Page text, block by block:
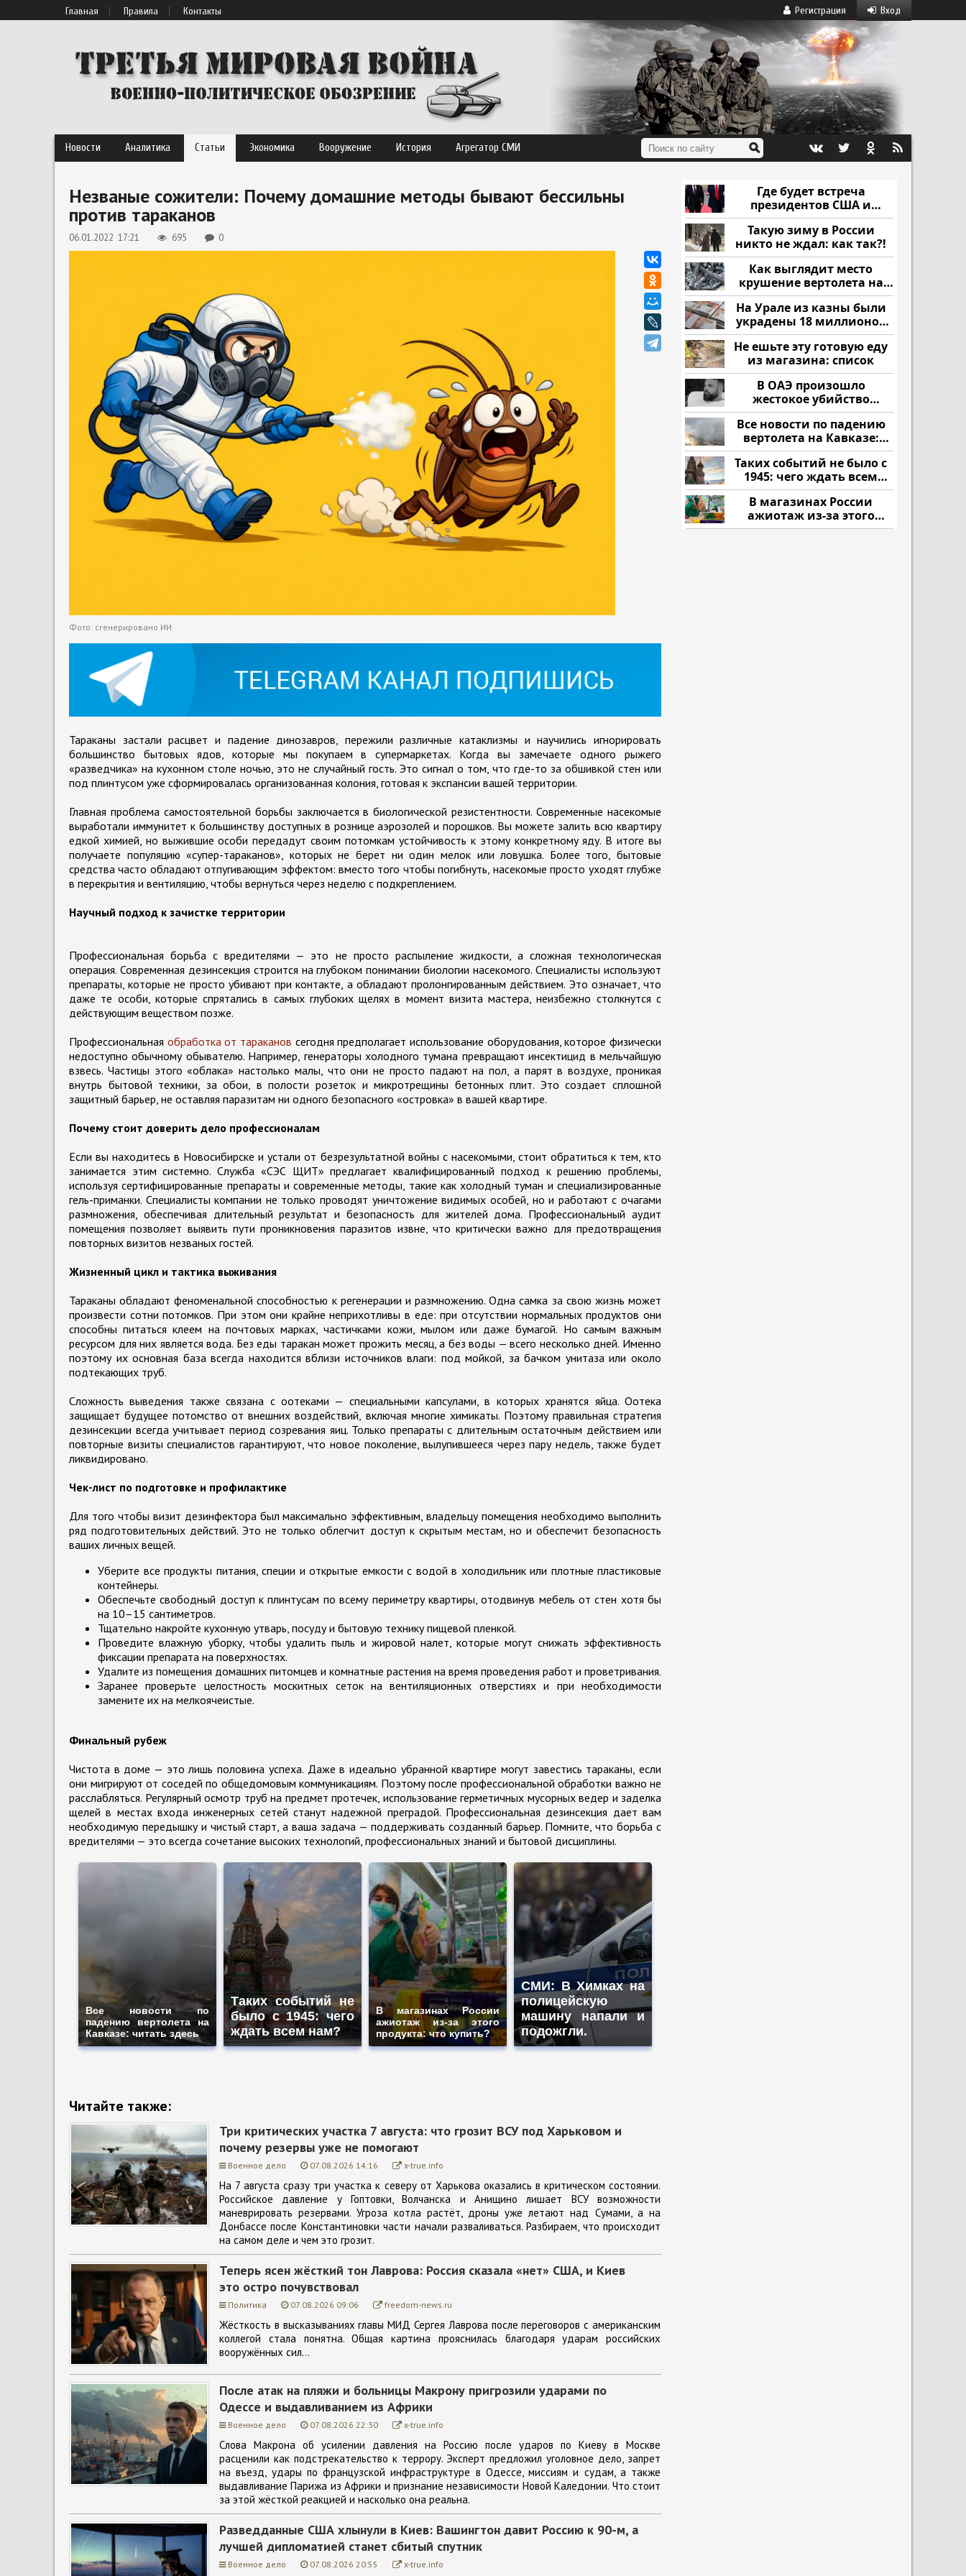
Главная Правила Контакты Вход
Регистрация
Новости Аналитика Статьи Экономика Вооружение История Агрегатор СМИ
Незваные сожители: Почему домашние методы бывают бессильны
против тараканов
06.01.2022 17:21 695 0
Фото: сгенерировано ИИ
Тараканы застали расцвет и падение динозавров, пережили различные катаклизмы и научились игнорировать
большинство бытовых ядов, которые мы покупаем в супермаркетах. Когда вы замечаете одного рыжего
«разведчика» на кухонном столе ночью, это не случайный гость. Это сигнал о том, что где-то за обшивкой стен или
под плинтусом уже сформировалась организованная колония, готовая к экспансии вашей территории.
Главная проблема самостоятельной борьбы заключается в биологической резистентности. Современные насекомые
выработали иммунитет к большинству доступных в рознице аэрозолей и порошков. Вы можете залить всю квартиру
едкой химией, но выжившие особи передадут своим потомкам устойчивость к этому конкретному яду. В итоге вы
получаете популяцию «супер-тараканов», которых не берет ни один мелок или ловушка. Более того, бытовые
средства часто обладают отпугивающим эффектом: вместо того чтобы погибнуть, насекомые просто уходят глубже
в перекрытия и вентиляцию, чтобы вернуться через неделю с подкреплением.
Научный подход к зачистке территории
Профессиональная борьба с вредителями — это не просто распыление жидкости, а сложная технологическая
операция. Современная дезинсекция строится на глубоком понимании биологии насекомого. Специалисты используют
препараты, которые не просто убивают при контакте, а обладают пролонгированным действием. Это означает, что
даже те особи, которые спрятались в самых глубоких щелях в момент визита мастера, неизбежно столкнутся с
действующим веществом позже.
Профессиональная обработка от тараканов сегодня предполагает использование оборудования, которое физически
недоступно обычному обывателю. Например, генераторы холодного тумана превращают инсектицид в мельчайшую
взвесь. Частицы этого «облака» настолько малы, что они не просто падают на пол, а парят в воздухе, проникая
внутрь бытовой техники, за обои, в полости розеток и микротрещины бетонных плит. Это создает сплошной
защитный барьер, не оставляя паразитам ни одного безопасного «островка» в вашей квартире.
Почему стоит доверить дело профессионалам
Если вы находитесь в Новосибирске и устали от безрезультатной войны с насекомыми, стоит обратиться к тем, кто
занимается этим системно. Служба «СЭС ЩИТ» предлагает квалифицированный подход к решению проблемы,
используя сертифицированные препараты и современные методы, такие как холодный туман и специализированные
гель-приманки. Специалисты компании не только проводят уничтожение видимых особей, но и работают с очагами
размножения, обеспечивая длительный результат и безопасность для жителей дома. Профессиональный аудит
помещения позволяет выявить пути проникновения паразитов извне, что критически важно для предотвращения
повторных визитов незваных гостей.
Жизненный цикл и тактика выживания
Тараканы обладают феноменальной способностью к регенерации и размножению. Одна самка за свою жизнь может
произвести сотни потомков. При этом они крайне неприхотливы в еде: при отсутствии нормальных продуктов они
способны питаться клеем на почтовых марках, частичками кожи, мылом или даже бумагой. Но самым важным
ресурсом для них является вода. Без еды таракан может прожить месяц, а без воды — всего несколько дней. Именно
поэтому их основная база всегда находится вблизи источников влаги: под мойкой, за бачком унитаза или около
подтекающих труб.
Сложность выведения также связана с оотеками — специальными капсулами, в которых хранятся яйца. Оотека
защищает будущее потомство от внешних воздействий, включая многие химикаты. Поэтому правильная стратегия
дезинсекции всегда учитывает период созревания яиц. Только препараты с длительным остаточным действием или
повторные визиты специалистов гарантируют, что новое поколение, вылупившееся через пару недель, также будет
ликвидировано.
Чек-лист по подготовке и профилактике
Для того чтобы визит дезинфектора был максимально эффективным, владельцу помещения необходимо выполнить
ряд подготовительных действий. Это не только облегчит доступ к скрытым местам, но и обеспечит безопасность
ваших личных вещей.
Уберите все продукты питания, специи и открытые емкости с водой в холодильник или плотные пластиковые
контейнеры.
Обеспечьте свободный доступ к плинтусам по всему периметру квартиры, отодвинув мебель от стен хотя бы
на 10–15 сантиметров.
Тщательно накройте кухонную утварь, посуду и бытовую технику пищевой пленкой.
Проведите влажную уборку, чтобы удалить пыль и жировой налет, которые могут снижать эффективность
фиксации препарата на поверхностях.
Удалите из помещения домашних питомцев и комнатные растения на время проведения работ и проветривания.
Заранее проверьте целостность москитных сеток на вентиляционных отверстиях и при необходимости
замените их на мелкоячеистые.
Финальный рубеж
Чистота в доме — это лишь половина успеха. Даже в идеально убранной квартире могут завестись тараканы, если
они мигрируют от соседей по общедомовым коммуникациям. Поэтому после профессиональной обработки важно не
расслабляться. Регулярный осмотр труб на предмет протечек, использование герметичных мусорных ведер и заделка
щелей в местах входа инженерных сетей станут надежной преградой. Профессиональная дезинсекция дает вам
необходимую передышку и чистый старт, а ваша задача — поддерживать созданный барьер. Помните, что борьба с
вредителями — это всегда сочетание высоких технологий, профессиональных знаний и бытовой дисциплины.
Все новости по
падению вертолета на
Кавказе: читать здесь
Таких событий не
было с 1945: чего
ждать всем нам?
В магазинах России
ажиотаж из-за этого
продукта: что купить?
СМИ: В Химках на
полицейскую
машину напали и
подожгли.
Читайте также:
Три критических участка 7 августа: что грозит ВСУ под Харьковом и
почему резервы уже не помогают
Военное дело 07.08.2026 14:16 x-true.info
На 7 августа сразу три участка к северу от Харькова оказались в критическом состоянии.
Российское давление у Гоптовки, Волчанска и Анищино лишает ВСУ возможности
маневрировать резервами. Угроза котла растёт, дроны уже летают над Сумами, а на
Донбассе после Константиновки части начали разваливаться. Разбираем, что происходит
на самом деле и чем это грозит.
Теперь ясен жёсткий тон Лаврова: Россия сказала «нет» США, и Киев
это остро почувствовал
Политика 07.08.2026 09:06 freedom-news.ru
Жёсткость в высказываниях главы МИД Сергея Лаврова после переговоров с американским
коллегой стала понятна. Общая картина прояснилась благодаря ударам российских
вооружённых сил...
После атак на пляжи и больницы Макрону пригрозили ударами по
Одессе и выдавливанием из Африки
Военное дело 07.08.2026 22:30 x-true.info
Слова Макрона об усилении давления на Россию после ударов по Киеву в Москве
расценили как подстрекательство к террору. Эксперт предложил уголовное дело, запрет
на въезд, удары по французской инфраструктуре в Одессе, миссиям и судам, а также
выдавливание Парижа из Африки и признание независимости Новой Каледонии. Что стоит
за этой жёсткой реакцией и насколько она реальна.
Разведданные США хлынули в Киев: Вашингтон давит Россию к 90-м, а
лучшей дипломатией станет сбитый спутник
Военное дело 07.08.2026 20:55 x-true.info
Где будет встреча
президентов США и
России: Европа?
Такую зиму в России
никто не ждал: как так?!
Как выглядит место
крушение вертолета на
Кавказе: смотреть
На Урале из казны были
украдены 18 миллионов
рублей
Не ешьте эту готовую еду
из магазина: список
В ОАЭ произошло
жестокое убийство
криптомиллионера
Все новости по падению
вертолета на Кавказе:
читать здесь
Таких событий не было с
1945: чего ждать всем
нам?
В магазинах России
ажиотаж из-за этого
продукта: что купить?